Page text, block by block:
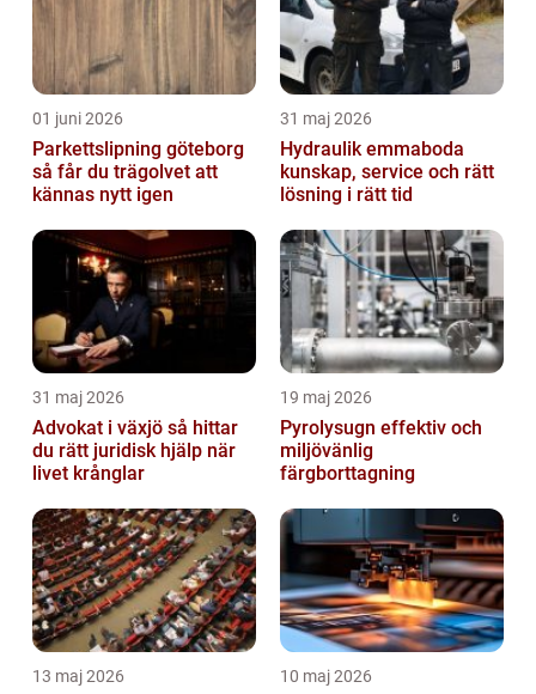
01 juni 2026
Parkettslipning göteborg
så får du trägolvet att
kännas nytt igen
31 maj 2026
Hydraulik emmaboda
kunskap, service och rätt
lösning i rätt tid
31 maj 2026
Advokat i växjö så hittar
du rätt juridisk hjälp när
livet krånglar
19 maj 2026
Pyrolysugn effektiv och
miljövänlig
färgborttagning
13 maj 2026 10 maj 2026